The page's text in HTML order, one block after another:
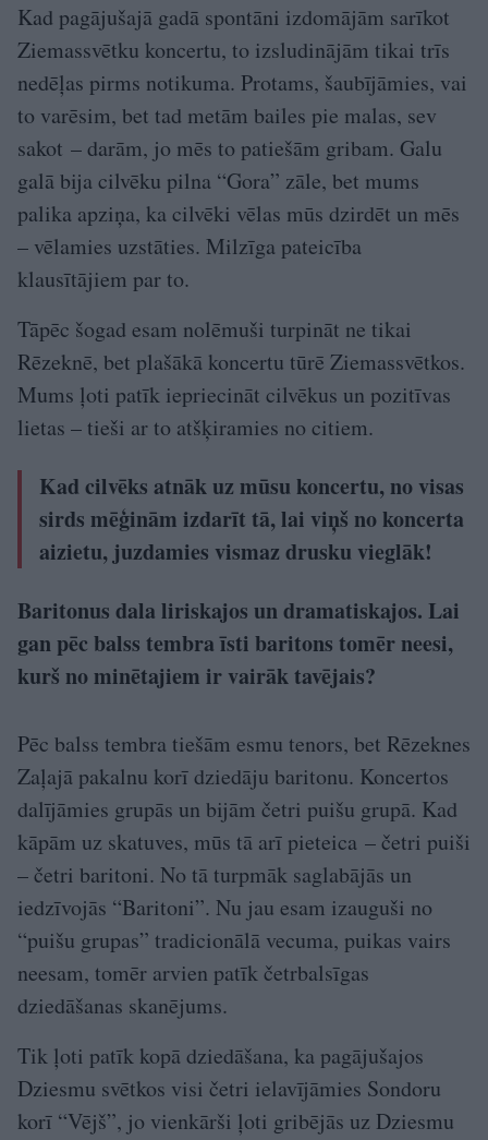
Kad pagājušajā gadā spontāni izdomājām sarīkot
Ziemassvētku koncertu, to izsludinājām tikai trīs
nedēļas pirms notikuma. Protams, šaubījāmies, vai
to varēsim, bet tad metām bailes pie malas, sev
sakot – darām, jo mēs to patiešām gribam. Galu
galā bija cilvēku pilna “Gora” zāle, bet mums
palika apziņa, ka cilvēki vēlas mūs dzirdēt un mēs
– vēlamies uzstāties. Milzīga pateicība
klausītājiem par to.
Tāpēc šogad esam nolēmuši turpināt ne tikai
Rēzeknē, bet plašākā koncertu tūrē Ziemassvētkos.
Mums ļoti patīk iepriecināt cilvēkus un pozitīvas
lietas – tieši ar to atšķiramies no citiem.
Kad cilvēks atnāk uz mūsu koncertu, no visas
sirds mēģinām izdarīt tā, lai viņš no koncerta
aizietu, juzdamies vismaz drusku vieglāk!
Baritonus dala liriskajos un dramatiskajos. Lai
gan pēc balss tembra īsti baritons tomēr neesi,
kurš no minētajiem ir vairāk tavējais?
Pēc balss tembra tiešām esmu tenors, bet Rēzeknes
Zaļajā pakalnu korī dziedāju baritonu. Koncertos
dalījāmies grupās un bijām četri puišu grupā. Kad
kāpām uz skatuves, mūs tā arī pieteica – četri puiši
– četri baritoni. No tā turpmāk saglabājās un
iedzīvojās “Baritoni”. Nu jau esam izauguši no
“puišu grupas” tradicionālā vecuma, puikas vairs
neesam, tomēr arvien patīk četrbalsīgas
dziedāšanas skanējums.
Tik ļoti patīk kopā dziedāšana, ka pagājušajos
Dziesmu svētkos visi četri ielavījāmies Sondoru
korī “Vējš”, jo vienkārši ļoti gribējās uz Dziesmu